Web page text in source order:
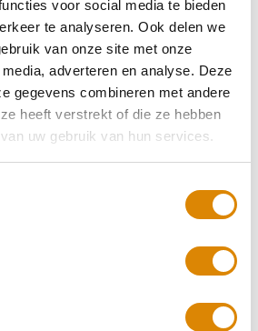
voor social media te bieden
te analyseren. Ook delen we
van onze site met onze
adverteren en analyse. Deze
gegevens combineren met andere
heeft verstrekt of die ze hebben
uw gebruik van hun services.